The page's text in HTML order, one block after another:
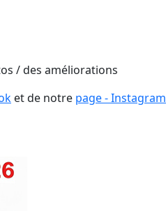
/ des améliorations
et de notre page - Instagram